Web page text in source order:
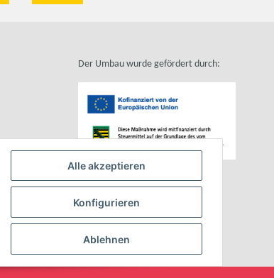
Alle akzeptieren
Konfigurieren
Ablehnen
Der Umbau wurde gefördert durch: